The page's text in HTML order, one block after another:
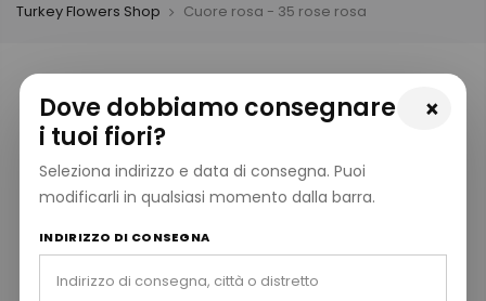
×
Dove dobbiamo consegnare
i tuoi fiori?
Seleziona indirizzo e data di consegna. Puoi
modificarli in qualsiasi momento dalla barra.
INDIRIZZO DI CONSEGNA
Turkey Flowers Shop Cuore rosa - 35 rose rosa